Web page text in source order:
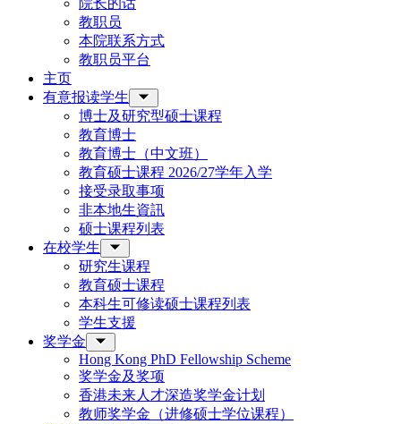
院长的话
教职员
本院联系方式
教职员平台
主页
有意报读学生
博士及研究型硕士课程
教育博士
教育博士（中文班）
教育硕士课程 2026/27学年入学
接受录取事项
非本地生資訊
硕士课程列表
在校学生
研究生课程
教育硕士课程
本科生可修读硕士课程列表
学生支援
奖学金
Hong Kong PhD Fellowship Scheme
奖学金及奖项
香港未来人才深造奖学金计划
教师奖学金（进修硕士学位课程）